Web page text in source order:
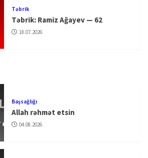
Təbrik
Təbrik: Ramiz Ağayev — 62
18.07.2026
Başsağlığı
Allah rəhmət etsin
04.08.2026